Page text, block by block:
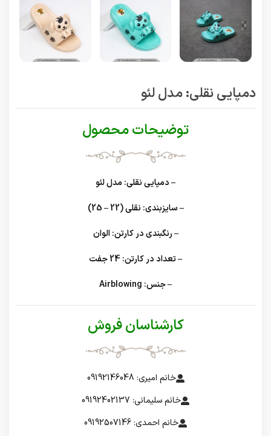
دمپایی نقلی: مدل لئو
توضیحات محصول
– دمپایی نقلی: مدل لئو
– سایزبندی: نقلی (22 – 25)
– رنگبندی در کارتن: الوان
– تعداد در کارتن: 24 جفت
– جنس: Airblowing
کارشناسان فروش
خانم امیری: 09192146048
خانم سلیمانی: 09192402137
خانم احمدی: 09192507146